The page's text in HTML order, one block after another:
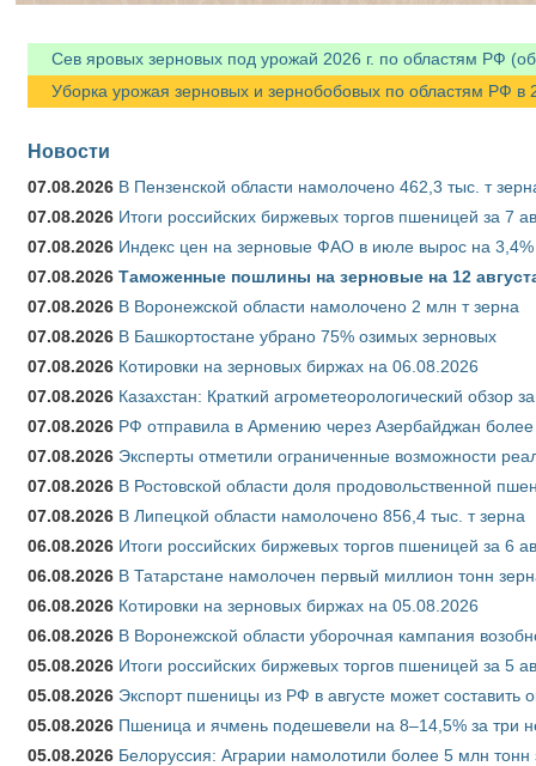
Сев яровых зерновых под урожай 2026 г. по областям РФ
Уборка урожая зерновых и зернобобовых по областям РФ в
Новости
07.08.2026 В Пензенской области намолочено 462,3 тыс. т
07.08.2026 Итоги российских биржевых торгов пшеницей за 7
07.08.2026 Индекс цен на зерновые ФАО в июле вырос на 3,4%
07.08.2026 Таможенные пошлины на зерновые на 12
07.08.2026 В Воронежской области намолочено 2 млн т зерна
07.08.2026 В Башкортостане убрано 75% озимых зерновых
07.08.2026 Котировки на зерновых биржах на 06.08.2026
07.08.2026 Казахстан: Краткий агрометеорологический обзор
07.08.2026 РФ отправила в Армению через Азербайджан более
07.08.2026 Эксперты отметили ограниченные возможности
07.08.2026 В Ростовской области доля продовольственной
07.08.2026 В Липецкой области намолочено 856,4 тыс. т зерна
06.08.2026 Итоги российских биржевых торгов пшеницей за 6
06.08.2026 В Татарстане намолочен первый миллион тонн
06.08.2026 Котировки на зерновых биржах на 05.08.2026
06.08.2026 В Воронежской области уборочная кампания
05.08.2026 Итоги российских биржевых торгов пшеницей за 5
05.08.2026 Экспорт пшеницы из РФ в августе может составить
05.08.2026 Пшеница и ячмень подешевели на 8–14,5% за три
05.08.2026 Белоруссия: Аграрии намолотили более 5 млн тонн